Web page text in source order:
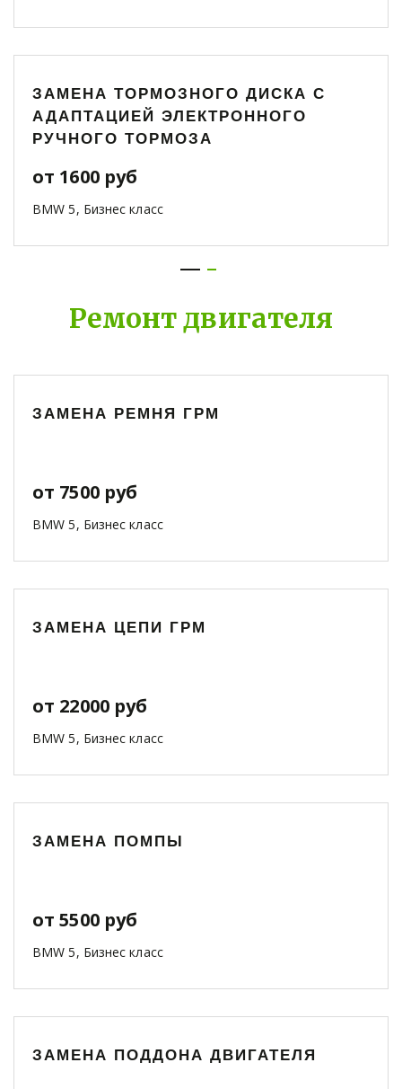
ЗАМЕНА ТОРМОЗНОГО ДИСКА С
АДАПТАЦИЕЙ ЭЛЕКТРОННОГО
РУЧНОГО ТОРМОЗА
от 1600 руб
BMW 5, Бизнес класс
Ремонт двигателя
ЗАМЕНА РЕМНЯ ГРМ
от 7500 руб
BMW 5, Бизнес класс
ЗАМЕНА ЦЕПИ ГРМ
от 22000 руб
BMW 5, Бизнес класс
ЗАМЕНА ПОМПЫ
от 5500 руб
BMW 5, Бизнес класс
ЗАМЕНА ПОДДОНА ДВИГАТЕЛЯ